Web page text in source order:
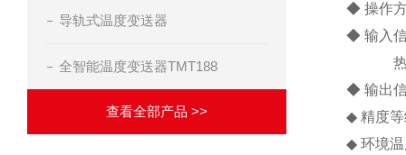
导轨式温度变送器
全智能温度变送器TMT188
查看全部产品 >>
◆ 操作
◆ 输入
热电
◆ 输出
◆ 精度
◆ 环境